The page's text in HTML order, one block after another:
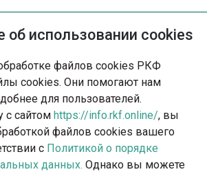
ситуацию - наша команда
поможет вам.
в поддержку
об использовании cookies
файлов cookies РКФ
cookies. Они помогают нам
для пользователей.
с сайтом https://info.rkf.online/, вы
файлов cookies вашего
с Политикой о порядке
данных. Однако вы можете